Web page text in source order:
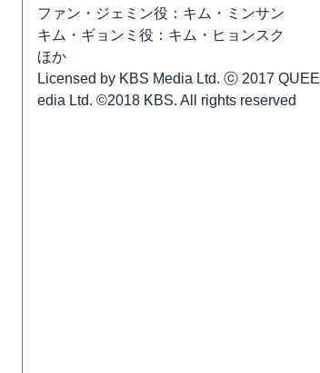
ファン・ジェミン役：キム・ミンサン
キム・ギョンミ役：キム・ヒョンスク
ほか
Licensed by KBS Media Ltd. ⓒ 2017
edia Ltd. ©2018 KBS. All rights reserved